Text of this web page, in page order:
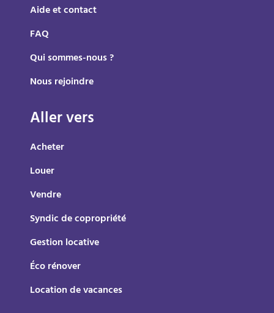
Aide et contact
FAQ
Qui sommes-nous ?
Nous rejoindre
Aller vers
Acheter
Louer
Vendre
Syndic de copropriété
Gestion locative
Éco rénover
Location de vacances